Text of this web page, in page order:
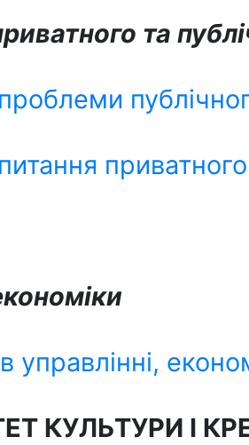
та
управлінні,
КУЛЬТУРИ І